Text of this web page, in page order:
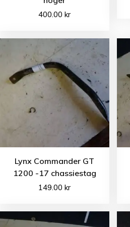
400.00kr
Lynx Commander GT
1200 -17 chassiestag
149.00kr